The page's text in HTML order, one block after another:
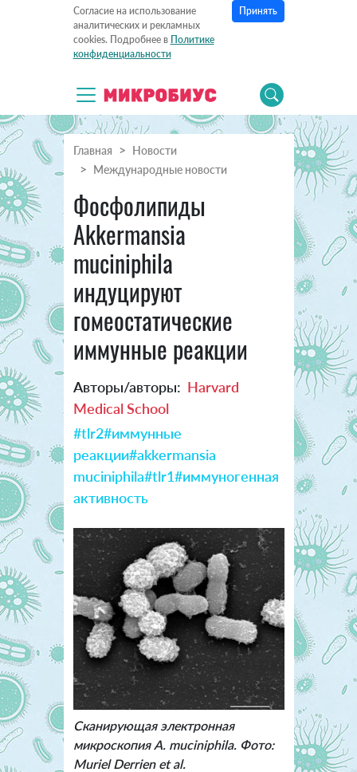
Согласие на использование
аналитических и рекламных
cookies. Подробнее в Политике
конфиденциальности
Принять
Главная
Новости
Международные новости
Фосфолипиды
Akkermansia
muciniphila
индуцируют
гомеостатические
иммунные реакции
Авторы/авторы: Harvard
Medical School
#tlr2#иммунные
реакции#akkermansia
muciniphila#tlr1#иммуногенная
активность
Сканирующая электронная
микроскопия A. muciniphila. Фото:
Muriel Derrien et al.